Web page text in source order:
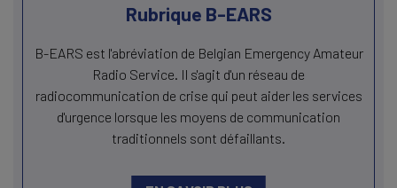
Rubrique B-EARS
B-EARS est l'abréviation de Belgian Emergency Amateur
Radio Service. Il s'agit d'un réseau de
radiocommunication de crise qui peut aider les services
d'urgence lorsque les moyens de communication
traditionnels sont défaillants.